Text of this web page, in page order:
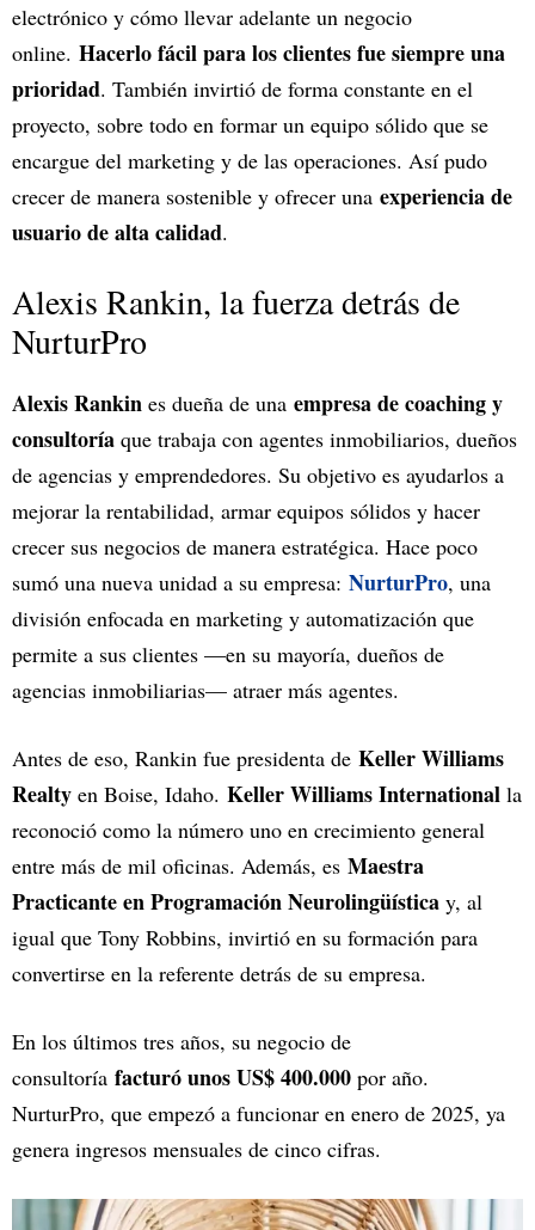
electrónico y cómo llevar adelante un negocio
online. Hacerlo fácil para los clientes fue siempre una
prioridad. También invirtió de forma constante en el
proyecto, sobre todo en formar un equipo sólido que se
encargue del marketing y de las operaciones. Así pudo
crecer de manera sostenible y ofrecer una experiencia de
usuario de alta calidad.
Alexis Rankin, la fuerza detrás de
NurturPro
Alexis Rankin es dueña de una empresa de coaching y
consultoría que trabaja con agentes inmobiliarios, dueños
de agencias y emprendedores. Su objetivo es ayudarlos a
mejorar la rentabilidad, armar equipos sólidos y hacer
crecer sus negocios de manera estratégica. Hace poco
sumó una nueva unidad a su empresa: NurturPro, una
división enfocada en marketing y automatización que
permite a sus clientes —en su mayoría, dueños de
agencias inmobiliarias— atraer más agentes.
Antes de eso, Rankin fue presidenta de Keller Williams
Realty en Boise, Idaho. Keller Williams International la
reconoció como la número uno en crecimiento general
entre más de mil oficinas. Además, es Maestra
Practicante en Programación Neurolingüística y, al
igual que Tony Robbins, invirtió en su formación para
convertirse en la referente detrás de su empresa.
En los últimos tres años, su negocio de
consultoría facturó unos US$ 400.000 por año.
NurturPro, que empezó a funcionar en enero de 2025, ya
genera ingresos mensuales de cinco cifras.